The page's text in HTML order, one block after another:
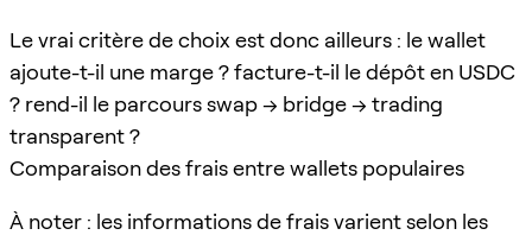
Le vrai critère de choix est donc ailleurs : le wallet
ajoute-t-il une marge ? facture-t-il le dépôt en USDC
? rend-il le parcours swap → bridge → trading
transparent ?
Comparaison des frais entre wallets populaires
À noter : les informations de frais varient selon les